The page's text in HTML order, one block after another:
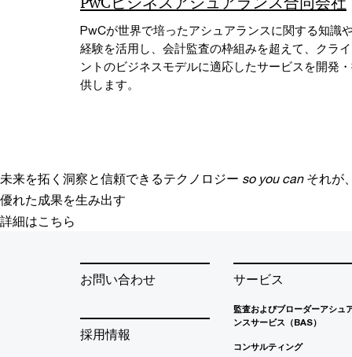
PwCが世界で培ったアシュアランスに関する知識
経験を活用し、会計監査の枠組みを超えて、クラ
ントのビジネスモデルに適応したサービスを開発
供します。
未来を拓く洞察と信頼できるテクノロジー so you can それが
優れた成果を生み出す
詳細はこちら
お問い合わせ
採用情報
サービス
監査およびブローダーアシュ
ンスサービス（BAS）
コンサルティング